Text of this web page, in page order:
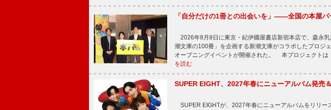
「自分だけの1冊との出会いを」――全国の本屋パ
2026年8月8日に東京・紀伊國屋書店新宿本店で、森永
潮文庫の100冊」を企画する新潮文庫がコラボしたプロジ
オープニングイベントが開催された。 本プロジェクトは
を読む
SUPER EIGHT、2027年春にニューアルバム発売
SUPER EIGHTが、2027年春にニューアルバムをリリー